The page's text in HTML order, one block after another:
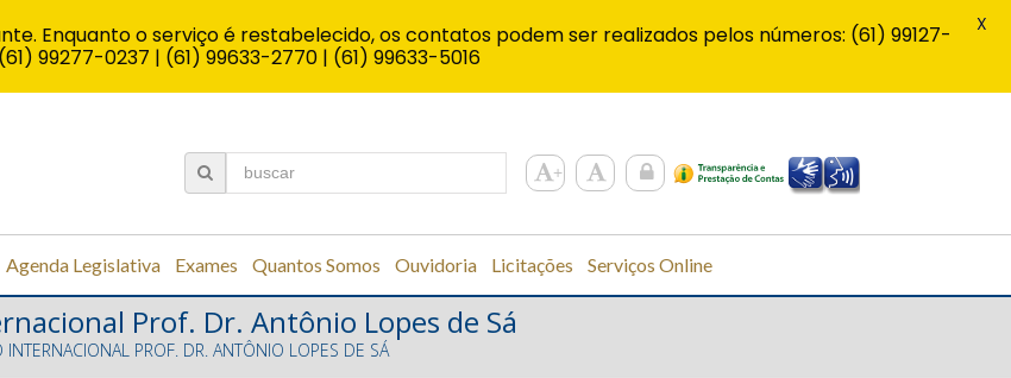
Agenda Legislativa Exames Quantos Somos Ouvidoria Licitações Serviços Online
Prof. Dr. Antônio Lopes de Sá
INTERNACIONAL PROF. DR. ANTÔNIO LOPES DE SÁ
Enquanto o serviço é restabelecido, os contatos podem ser realizados pelos números: (61) 99127-
99277-0237 | (61) 99633-2770 | (61) 99633-5016
X